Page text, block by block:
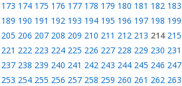
173 174 175 176 177 178 179 180 181 182 183
189 190 191 192 193 194 195 196 197 198 199
205 206 207 208 209 210 211 212 213 214 215
221 222 223 224 225 226 227 228 229 230 231
237 238 239 240 241 242 243 244 245 246 247
253 254 255 256 257 258 259 260 261 262 263